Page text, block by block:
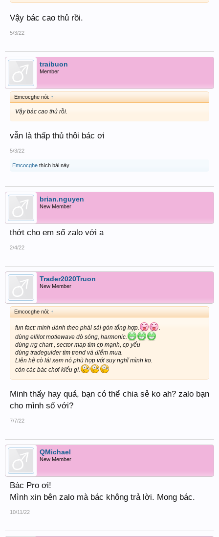
Vậy bác cao thủ rồi.
5/3/22
traibuon
Member
Emcocghe nói: ↑
Vậy bác cao thủ rồi.
vẫn là thấp thủ thôi bác ơi
5/3/22
Emcocghe thích bài này.
brian.nguyen
New Member
thớt cho em số zalo với ạ
2/4/22
Trader2020Truon
New Member
Emcocghe nói: ↑
fun fact: mình đánh theo phái sài gòn tổng hợp.
.
dùng ellilot motiewave dò sóng, harmonic.
dùng rrg chart , sector map tìm cp mạnh, cp yếu
dùng tradeguider tìm trend và điểm mua.
Liên hệ cò lái xem nó phù hợp với suy nghĩ mình ko.
còn các bác chơi kiểu gì.
Minh thấy hay quá, bạn có thể chia sẻ ko ah? zalo bạn
cho mình số với?
7/7/22
QMichael
New Member
Bác Pro ơi!
Mình xin bên zalo mà bác không trả lời. Mong bác.
10/11/22